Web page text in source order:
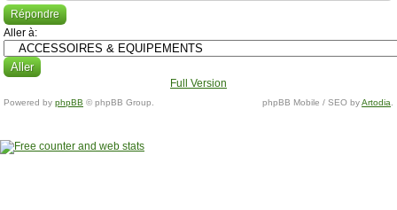
Répondre
Aller à:
Full Version
Powered by phpBB © phpBB Group. phpBB Mobile / SEO byArtodia